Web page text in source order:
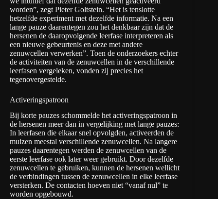
worden”, zegt Pieter Goltstein. “Het is tenslotte
hetzelfde experiment met dezelfde informatie. Na een
lange pauze daarentegen zou het denkbaar zijn dat de
hersenen de daaropvolgende leerfase interpreteren als
een nieuwe gebeurtenis en deze met andere
zenuwcellen verwerken”. Toen de onderzoekers echter
de activiteiten van de zenuwcellen in de verschillende
leerfasen vergeleken, vonden zij precies het
tegenovergestelde.
Activeringspatroon
Bij korte pauzes schommelde het activeringspatroon in
de hersenen meer dan in vergelijking met lange pauzes:
In leerfasen die elkaar snel opvolgden, activeerden de
muizen meestal verschillende zenuwcellen. Na langere
pauzes daarentegen werden de zenuwcellen van de
eerste leerfase ook later weer gebruikt. Door dezelfde
zenuwcellen te gebruiken, kunnen de hersenen wellicht
de verbindingen tussen de zenuwcellen in elke leerfase
versterken. De contacten hoeven niet “vanaf nul” te
worden opgebouwd.